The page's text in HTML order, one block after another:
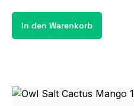
In den Warenkorb